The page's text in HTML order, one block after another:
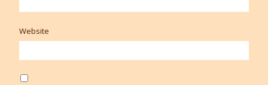
Website